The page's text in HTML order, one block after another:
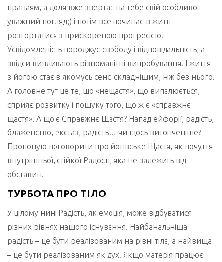
пранаям, а доля вже звертає на тебе свій особливо
уважний погляд;) і потім все починає в житті
розгортатися з прискореною прогресією.
Усвідомленість породжує свободу і відповідальність, а
звідси випливають різноманітні випробування. І життя
з йогою стає в якомусь сенсі складнішим, ніж без нього.
А головне тут це те, що «нещастя», що випалюється,
сприяє розвитку і пошуку того, що ж є «справжнє
щастя». А що є Справжнє Щастя? Напад ейфорії, радість,
блаженство, екстаз, радість… чи щось витонченіше?
Пропоную поговорити про йогівське Щастя, як почуття
внутрішньої, стійкої Радості, яка не залежить від
обставин.
ТУРБОТА ПРО ТІЛО
У цілому нині Радість, як емоція, може відбуватися
різних рівнях нашого існування. Найбанальніша
радість – це бути реалізованим на рівні тіла, а найвища
– це бути реалізованим як дух. Якщо матерія працює